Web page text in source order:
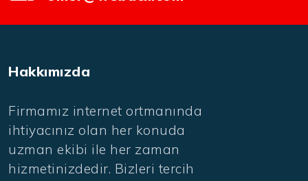
Hakkımızda
Firmamız internet ortmanında
ihtiyacınız olan her konuda
uzman ekibi ile her zaman
hizmetinizdedir. Bizleri tercih